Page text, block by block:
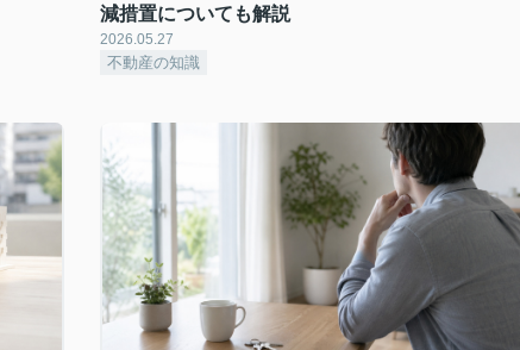
減措置についても解説
2026.05.27
不動産の知識